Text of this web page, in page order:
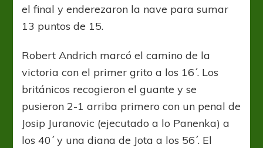
el final y enderezaron la nave para sumar
13 puntos de 15.
Robert Andrich marcó el camino de la
victoria con el primer grito a los 16´. Los
británicos recogieron el guante y se
pusieron 2-1 arriba primero con un penal de
Josip Juranovic (ejecutado a lo Panenka) a
los 40´ y una diana de Jota a los 56´. El